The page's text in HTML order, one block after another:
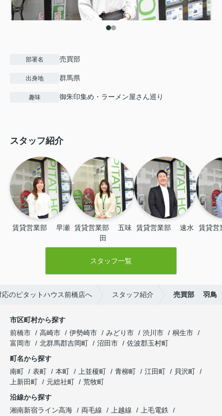
部署名 売買部
出身地 群馬県
趣味 御朱印集め・ラーメン屋さん巡り
スタッフ紹介
賃貸営業部 　早瀬 賃貸営業部 　五味
田
賃貸営業部 　速水 賃貸営
スタッフ一覧
のピタットハウス前橋店へ スタッフ紹介 売買部 羽鳥
市区町村から探す
前橋市
高崎市 伊勢崎市 みどり市 渋川市
桐生市
富岡市
北群馬郡吉岡町 沼田市
佐波郡玉村町
町名から探す
南町
表町 本町 上並榎町 青柳町 江田町
貝沢町
上新田町
元総社町
荒牧町
沿線から探す
湘南新宿ライン高海
両毛線 上越線
上毛電鉄